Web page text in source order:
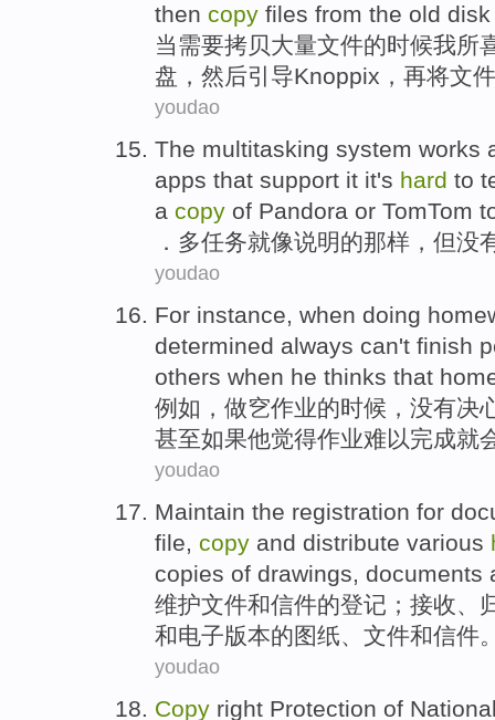
then copy files from the old disk
当需要拷贝大量文件的时候我所
盘 ， 然后引导Knoppix ， 再将文件
youdao
The multitasking system works
apps that support it it's hard to
a copy of Pandora or TomTom
． 多任务就像说明的那样， 但没
youdao
For instance, when doing
determined always can't finish
others when he thinks that
例如 ， 做穵作业的时候 ， 没有决
甚至如果他觉得作业难以完成就
youdao
Maintain the registration for
file, copy and distribute various
copies of drawings, documents
维护文件和信件的登记 ； 接收、
和电子版本的图纸、文件和信件
youdao
Copy right Protection of